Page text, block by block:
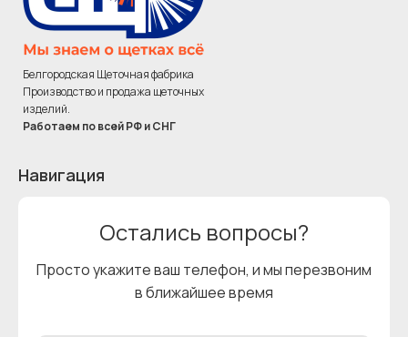
Белгородская Щеточная фабрика
Производство и продажа щеточных
изделий.
Работаем по всей РФ и СНГ
Навигация
Остались вопросы?
Просто укажите ваш телефон, и мы перезвоним
в ближайшее время